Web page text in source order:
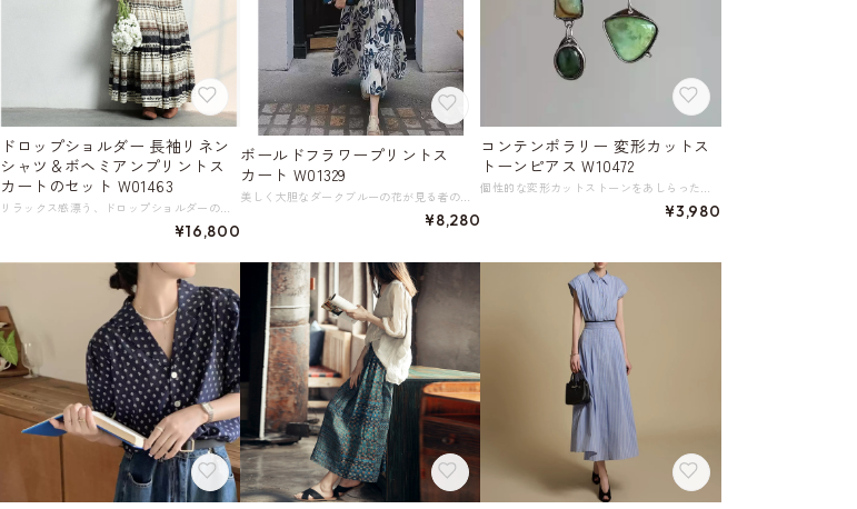
ドロップショルダー 長袖リネン
シャツ＆ボヘミアンプリントス
カートのセット W01463
リラックス感漂う、ドロップショルダーのリネンシャツとボヘミアンプリントスカートのセットアップ。 ゆったりとしたシルエットのシャツが大人の抜け感を、スカートがレトロ感と華やかさを演出します。 シャツはサンドウォッシュ加工を施しており、リネン本来の質感を保ちながらも、より風合いのある仕上がりになっています。 ミディアムルーズなフィット感で、カーディガンとして羽織っても。 個性的なボヘミアンプリントスカートは、落ち着いた配色のティアードデザイン。 普段のコーディネートにアクセントを加えてくれます。 《サイズ》 シャツ【F】 : 裄丈69cm 胸囲134cm 着丈62cm スカート【F】 : ウエスト66-90cm ヒップ108cm 着丈93cm ※採寸方法により1～3cmの誤差がある場合がございます。 ※モデル 身長161cm 体重47kg（B81/W61/H89） 《素材》 シャツ：リネン100％ スカート：レーヨン80％、ナイロン20％ ◇サイズで迷ったらこちらをチェック https://harmonique.my.canva.site/dagieuhhs-e ◇商品を購入する前にこちらの【ご購入前に必ずお読みください】をご確認の上お買い求めください。 https://shop.harmonique.net/blog/2024/06/25/010751 《注意事項》 *harmoniqueではお客様からのご注文を受け、お客様の商品を製作・取り寄せしております。 *基本的にお取り寄せ商品となるため、発送までに《1～3週間前後》お時間をいただいております。 *ご覧いただいているPCやスマートフォンの画面により実物と多少色合いが異なる場合がございます。 *イメージ違いやサイズ違い等、その他お客様都合によりますキャンセル・返品交換はご遠慮ください。 トップページはこちら https://shop.harmonique.net/
¥16,800
ボールドフラワープリントス
カート W01329
¥8,280
コンテンポラリー 変形カットス
トーンピアス W10472
個性的な変形カットストーンをあしらった、アシンメトリーデザインのピアス。 グリーン系の配色がエレガントな雰囲気を演出し、繊細な輝きが顔周りを華やかに引き立てます。 普段のコーディネートに彩りと洗練された印象をプラスし、耳元に確かな存在感をもたらします。 《サイズ》 横幅約10～16 縦幅約32 ※単位：mm 《素材》 合金、樹脂 ◇人気のおすすめアイテムをもっと見る https://shop.harmonique.net/categories/5911182 ◇商品を購入する前にこちらの【ご購入前に必ずお読みください】をご確認の上お買い求めください。 https://shop.harmonique.net/blog/2024/06/25/010751 《注意事項》 *harmoniqueではお客様からのご注文を受け、お客様の商品を製作・取り寄せしております。 *基本的にお取り寄せ商品となるため、発送までに《1～3週間前後》お時間をいただいております。 *ご覧いただいているPCやスマートフォンの画面により実物と多少色合いが異なる場合がございます。 *イメージ違いやサイズ違い等、その他お客様都合によりますキャンセル・返品交換はご遠慮ください。 トップページはこちら https://shop.harmonique.net/
¥3,980